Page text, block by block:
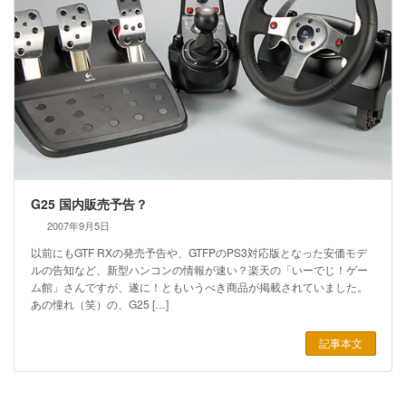
G25 国内販売予告？
2007年9月5日
以前にもGTF RXの発売予告や、GTFPのPS3対応版となった安価モデ
ルの告知など、新型ハンコンの情報が速い？楽天の「いーでじ！ゲー
ム館」さんですが、遂に！ともいうべき商品が掲載されていました。
あの憧れ（笑）の、G25 […]
記事本文